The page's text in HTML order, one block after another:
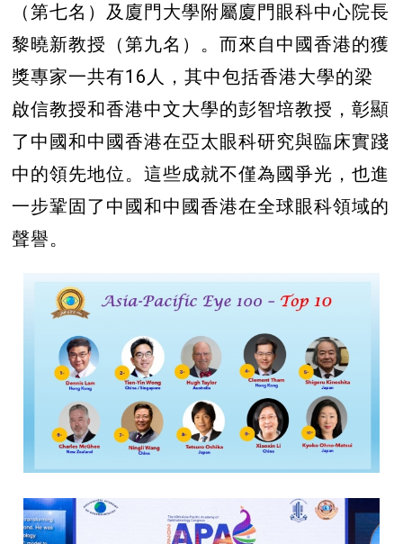
（第七名）及廈門大學附屬廈門眼科中心院長
黎曉新教授（第九名）。而來自中國香港的獲
獎專家一共有16人，其中包括香港大學的梁
啟信教授和香港中文大學的彭智培教授，彰顯
了中國和中國香港在亞太眼科研究與臨床實踐
中的領先地位。這些成就不僅為國爭光，也進
一步鞏固了中國和中國香港在全球眼科領域的
聲譽。